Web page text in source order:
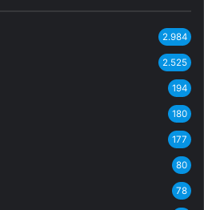
2.984
2.525
194
180
177
80
78